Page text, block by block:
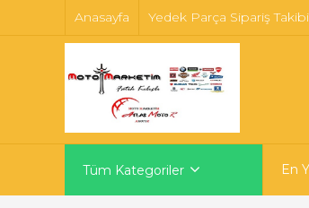
Anasayfa Yedek Parça Sipariş Takibi
Tüm Kategoriler En